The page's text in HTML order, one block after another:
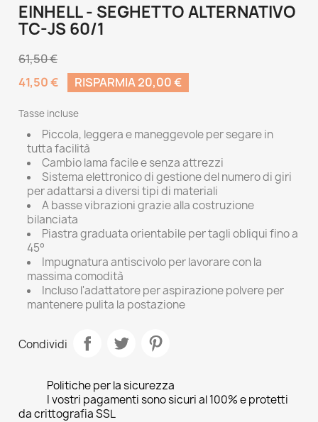
EINHELL - SEGHETTO ALTERNATIVO
TC-JS 60/1
61,50 €
41,50 €
RISPARMIA 20,00 €
Tasse incluse
Piccola, leggera e maneggevole per segare in
tutta facilità
Cambio lama facile e senza attrezzi
Sistema elettronico di gestione del numero di giri
per adattarsi a diversi tipi di materiali
A basse vibrazioni grazie alla costruzione
bilanciata
Piastra graduata orientabile per tagli obliqui fino a
45°
Impugnatura antiscivolo per lavorare con la
massima comodità
Incluso l'adattatore per aspirazione polvere per
mantenere pulita la postazione
Condividi
Politiche per la sicurezza
I vostri pagamenti sono sicuri al 100% e protetti
da crittografia SSL